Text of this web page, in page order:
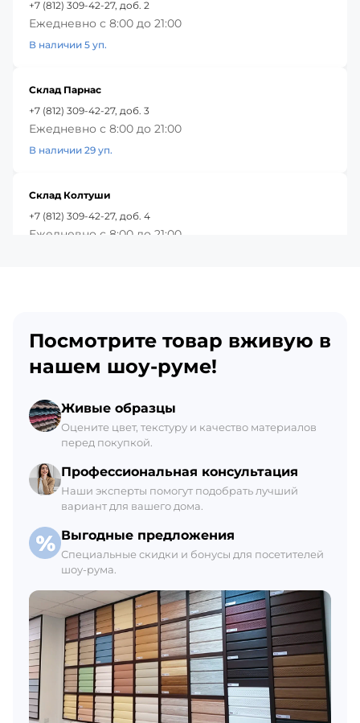
+7 (812) 309-42-27, доб. 2
Ежедневно с 8:00 до 21:00
В наличии 5 уп.
Склад Парнас
+7 (812) 309-42-27, доб. 3
Ежедневно с 8:00 до 21:00
В наличии 29 уп.
Склад Колтуши
+7 (812) 309-42-27, доб. 4
Ежедневно с 8:00 до 21:00
Ежедневно с 8:00 до 21:00
В наличии 65 уп.
Склад Гатчина
+7 (812) 309-42-27, доб. 6
Ежедневно с 8:00 до 21:00
В наличии 26 уп.
Посмотрите товар вживую в
нашем шоу-руме!
Живые образцы
Оцените цвет, текстуру и качество материалов
перед покупкой.
Профессиональная консультация
Наши эксперты помогут подобрать лучший
вариант для вашего дома.
Выгодные предложения
Специальные скидки и бонусы для посетителей
шоу-рума.